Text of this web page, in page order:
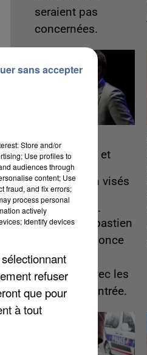
seraient pas
concernées.
6 août 2026
Gabriel Attal et
Raphaël
Glucksmann visés
par des
ingérences...
Sollicité, Sébastien
Lecornu annonce
un "travail
commun" avec les
partis à la rentrée.
Store and/or
Use profiles to
audiences through
content; Use
fraud, and fix errors;
process personal
actively
Identify devices
refuser
que pour
à tout
sans accepter